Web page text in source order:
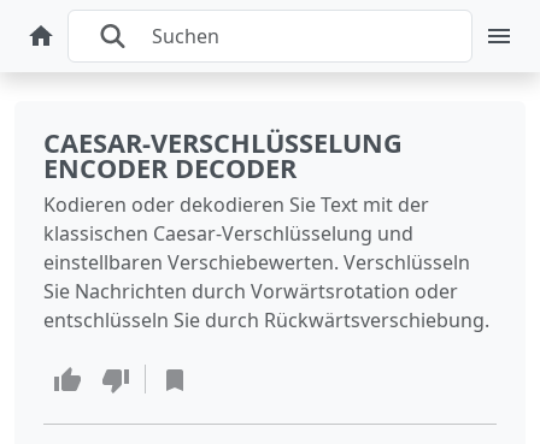
CAESAR-VERSCHLÜSSELUNG
ENCODER DECODER
Kodieren oder dekodieren Sie Text mit der
klassischen Caesar-Verschlüsselung und
einstellbaren Verschiebewerten. Verschlüsseln
Sie Nachrichten durch Vorwärtsrotation oder
entschlüsseln Sie durch Rückwärtsverschiebung.